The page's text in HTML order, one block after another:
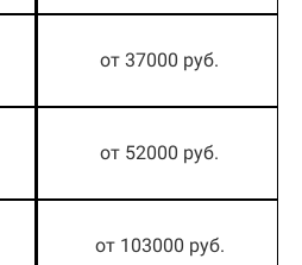
от 37000 руб.
от 52000 руб.
от 103000 руб.